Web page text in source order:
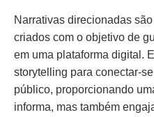
Narrativas direcionadas
criados com o objetivo de
em uma plataforma digital.
storytelling para conectar-
público, proporcionando
informa, mas também